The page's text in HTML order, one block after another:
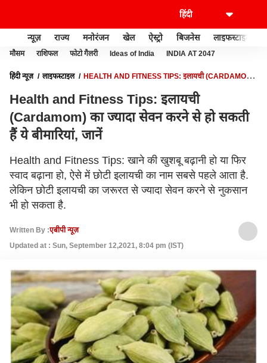
न्यूज़ राज्य मनोरंजन खेल ऐस्ट्रो बिजनेस लाइफस्टाइल
मौसम राशिफल फोटो गैलरी Ideas of India INDIA AT 2047
हिंदी न्यूज़ लाइफस्टाइल
HEALTH AND FITNESS TIPS: इलायची (CARDAMOM)
Health and Fitness Tips: इलायची
(Cardamom) का ज्यादा सेवन करने से हो सकती
हैं ये बीमारियां, जानें
Health and Fitness Tips: खाने की खुशबू बढ़ानी हो या फिर
स्वाद बढ़ाना हो, ऐसे में छोटी इलायची का नाम सबसे पहले आता है.
लेकिन छोटी इलायची का जरूरत से ज्यादा सेवन करने से नुकसान
भी हो सकता है.
Written By :एबीपी न्यूज़
Updated at : Sun, September 12,2021, 8:04 pm (IST)